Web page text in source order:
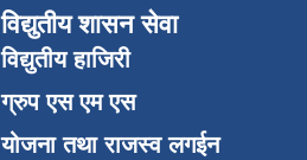
विद्युतीय शासन सेवा
विद्युतीय हाजिरी
ग्रुप एस एम एस
योजना तथा राजस्व लगईन